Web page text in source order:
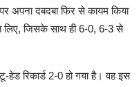
अपना दबदबा फिर से कायम किया
लिए, जिसके साथ ही 6-0, 6-3 से
हेड रिकार्ड 2-0 हो गया है। वह इस